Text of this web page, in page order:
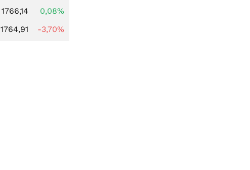
1766,14
0,08%
1764,91 -3,70%